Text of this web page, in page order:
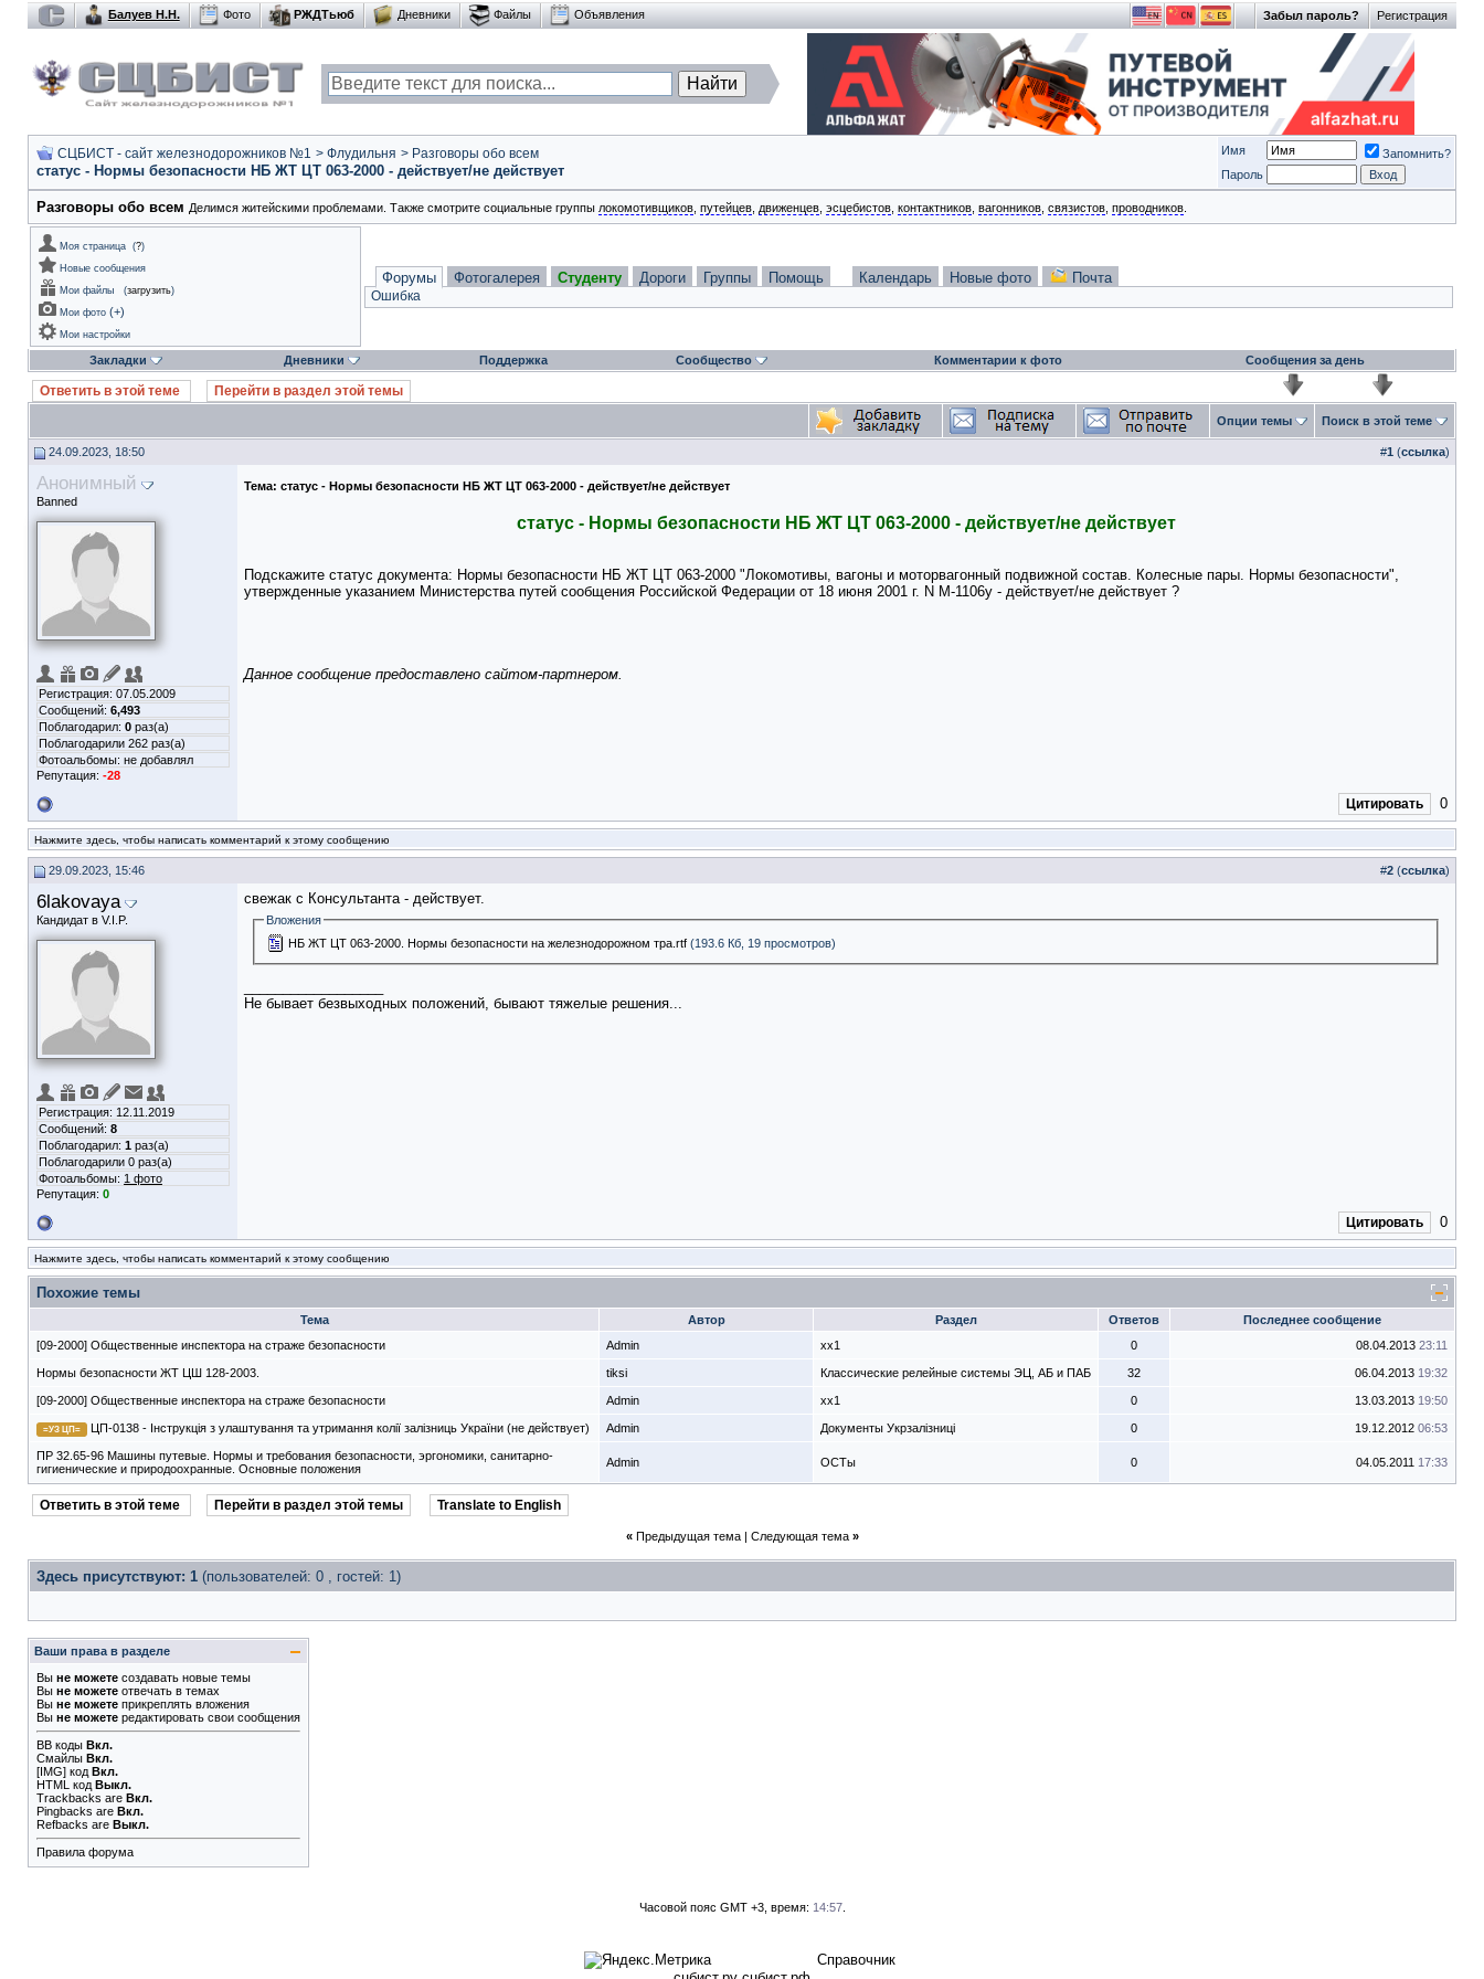
Регистрация
Забыл пароль?
Балуев Н.Н. Фото РЖДТьюб Дневники Файлы Объявления
СЦБИСТ - сайт железнодорожников №1 > Флудильня > Разговоры обо всем
статус - Нормы безопасности НБ ЖТ ЦТ 063-2000 - действует/не действует
Имя
Запомнить?
Пароль
Разговоры обо всем Делимся житейскими проблемами. Также смотрите социальные группы локомотивщиков путейцев движенцев эсцебистов контактников вагонников связистов проводников
Моя страница (?)
Новые сообщения
Мои файлы
(загрузить)
Мои фото (+)
Мои настройки
Форумы Фотогалерея Студенту Дороги Группы Помощь Календарь Новые фото Почта
Ошибка
Закладки Дневники Поддержка Сообщество Комментарии к фото Сообщения за день
Ответить в этой теме Перейти в раздел этой темы
Опции темы Поиск в этой теме
24.09.2023, 18:50 #1 (ссылка)
Анонимный
Banned
Регистрация: 07.05.2009
Сообщений: 6,493
Поблагодарил: 0 раз(а)
Поблагодарили 262 раз(а)
Фотоальбомы: не добавлял
Репутация: -28
Тема: статус - Нормы безопасности НБ ЖТ ЦТ 063-2000 - действует/не действует
статус - Нормы безопасности НБ ЖТ ЦТ 063-2000 - действует/не действует
Подскажите статус документа: Нормы безопасности НБ ЖТ ЦТ 063-2000 "Локомотивы, вагоны и моторвагонный подвижной состав. Колесные пары. Нормы безопасности",
утвержденные указанием Министерства путей сообщения Российской Федерации от 18 июня 2001 г. N М-1106у - действует/не действует ?
Данное сообщение предоставлено сайтом-партнером.
Цитировать 0
Нажмите здесь, чтобы написать комментарий к этому сообщению
29.09.2023, 15:46 #2 (ссылка)
6lakovaya
Кандидат в V.I.P.
Регистрация: 12.11.2019
Сообщений: 8
Поблагодарил: 1 раз(а)
Поблагодарили 0 раз(а)
Фотоальбомы: 1 фото
Репутация: 0
свежак с Консультанта - действует.
Вложения
НБ ЖТ ЦТ 063-2000. Нормы безопасности на железнодорожном тра.rtf (193.6 Кб, 19 просмотров)
Не бывает безвыходных положений, бывают тяжелые решения...
Цитировать 0
Нажмите здесь, чтобы написать комментарий к этому сообщению
Похожие темы
Тема Автор Раздел Ответов
Последнее сообщение
[09-2000] Общественные инспектора на страже безопасности
Admin xx1 0 08.04.2013 23:11
Нормы безопасности ЖТ ЦШ 128-2003. tiksi Классические релейные системы ЭЦ, АБ и ПАБ 32 06.04.2013 19:32
[09-2000] Общественные инспектора на страже безопасности Admin xx1 0 13.03.2013 19:50
=УЗ ЦП= ЦП-0138 - Інструкція з улаштування та утримання колії залізниць України (не действует) Admin Документы Укрзалізниці 0 19.12.2012 06:53
ПР 32.65-96 Машины путевые. Нормы и требования безопасности, эргономики, санитарно-
гигиенические и природоохранные. Основные положения
Admin ОСТы 0 04.05.2011 17:33
Ответить в этой теме Перейти в раздел этой темы Translate to English
« Предыдущая тема| Следующая тема »
Здесь присутствуют: 1 (пользователей: 0 , гостей: 1)
Ваши права в разделе
Вы не можете создавать новые темы
Вы не можете отвечать в темах
Вы не можете прикреплять вложения
Вы не можете редактировать свои сообщения
BB коды Вкл.
Смайлы Вкл.
[IMG] код Вкл.
HTML код Выкл.
Trackbacks are Вкл.
Pingbacks are Вкл.
Refbacks are Выкл.
Правила форума
Часовой пояс GMT +3, время: 14:57.
Справочник